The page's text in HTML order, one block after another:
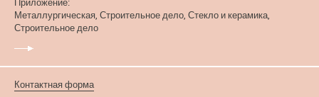
Металлургическая, Строительное дело, Стекло и керамика,
Строительное дело
Контактная форма